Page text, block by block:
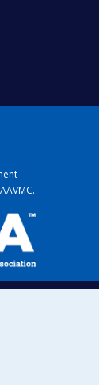
AAVMC.